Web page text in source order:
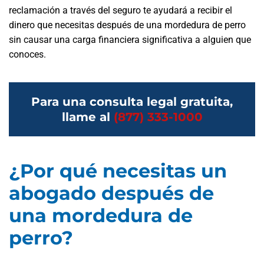
reclamación a través del seguro te ayudará a recibir el
dinero que necesitas después de una mordedura de perro
sin causar una carga financiera significativa a alguien que
conoces.
Para una consulta legal gratuita,
llame al (877) 333-1000
¿Por qué necesitas un
abogado después de
una mordedura de
perro?